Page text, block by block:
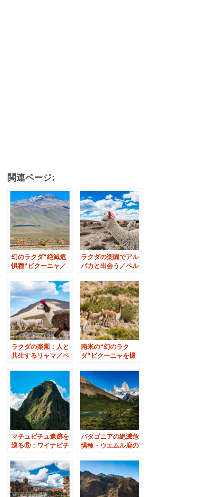
関連ページ:
幻のラクダ“絶滅危
惧種“ビクーニャ／
谷へ③
ラクダの楽園でアル
パカと出会う／ペル
①
ラクダの楽園：人と
共生するリャマ／ペ
南米の“幻のラク
ダ”ビクーニャを撮
ト
マチュピチュ遺跡を
巡る⑥：ワイナピチ
景
パタゴニアの絶滅危
惧種・ウエムル鹿の
イ山麓